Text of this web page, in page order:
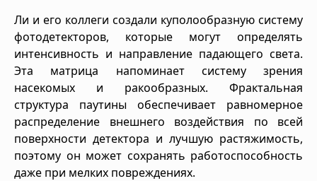
Ли и его коллеги создали куполообразную систему
фотодетекторов, которые могут определять
интенсивность и направление падающего света.
Эта матрица напоминает систему зрения
насекомых и ракообразных. Фрактальная
структура паутины обеспечивает равномерное
распределение внешнего воздействия по всей
поверхности детектора и лучшую растяжимость,
поэтому он может сохранять работоспособность
даже при мелких повреждениях.